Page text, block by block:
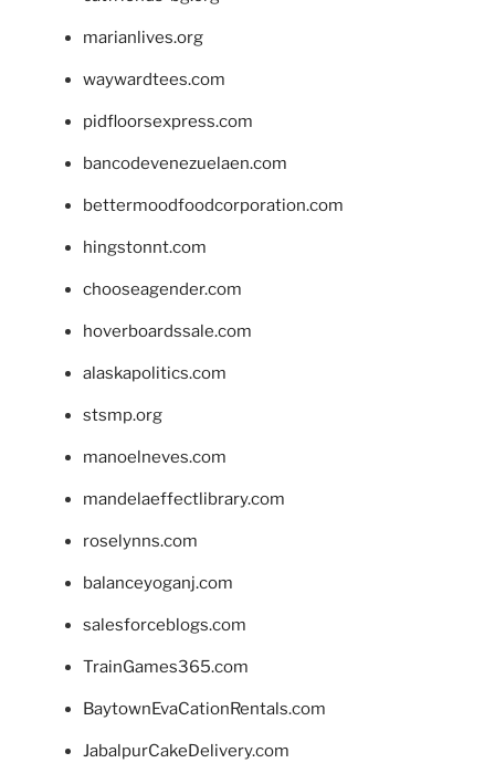
marianlives.org
waywardtees.com
pidfloorsexpress.com
bancodevenezuelaen.com
bettermoodfoodcorporation.com
hingstonnt.com
chooseagender.com
hoverboardssale.com
alaskapolitics.com
stsmp.org
manoelneves.com
mandelaeffectlibrary.com
roselynns.com
balanceyoganj.com
salesforceblogs.com
TrainGames365.com
BaytownEvaCationRentals.com
JabalpurCakeDelivery.com